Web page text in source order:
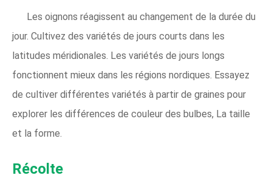
Les oignons réagissent au changement de la durée du
jour. Cultivez des variétés de jours courts dans les
latitudes méridionales. Les variétés de jours longs
fonctionnent mieux dans les régions nordiques. Essayez
de cultiver différentes variétés à partir de graines pour
explorer les différences de couleur des bulbes, La taille
et la forme.
Récolte